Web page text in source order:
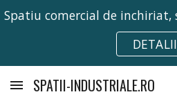
Skip to main content
DETALII
SPATII-INDUSTRIALE.RO